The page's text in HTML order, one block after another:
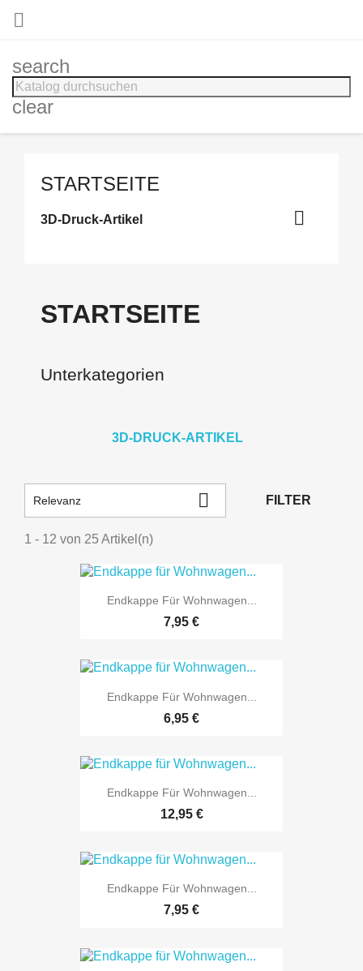

search
clear
STARTSEITE
3D-Druck-Artikel 
STARTSEITE
Unterkategorien
3D-DRUCK-ARTIKEL
Relevanz  FILTER
1 - 12 von 25 Artikel(n)
Endkappe Für Wohnwagen...
7,95 €
Endkappe Für Wohnwagen...
6,95 €
Endkappe Für Wohnwagen...
12,95 €
Endkappe Für Wohnwagen...
7,95 €